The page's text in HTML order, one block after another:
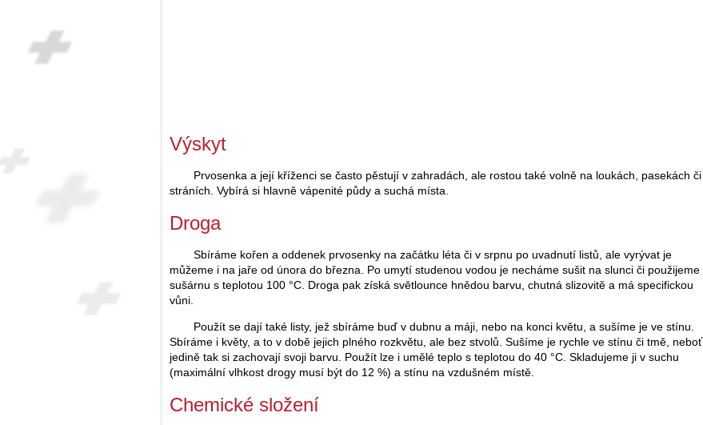
Výskyt
Prvosenka a její kříženci se často pěstují v zahradách, ale rostou také volně na loukách, pasekách či
stráních. Vybírá si hlavně vápenité půdy a suchá místa.
Droga
Sbíráme kořen a oddenek prvosenky na začátku léta či v srpnu po uvadnutí listů, ale vyrývat je
můžeme i na jaře od února do března. Po umytí studenou vodou je necháme sušit na slunci či použijeme
sušárnu s teplotou 100 °C. Droga pak získá světlounce hnědou barvu, chutná slizovitě a má specifickou
vůni.
Použít se dají také listy, jež sbíráme buď v dubnu a máji, nebo na konci květu, a sušíme je ve stínu.
Sbíráme i květy, a to v době jejich plného rozkvětu, ale bez stvolů. Sušíme je rychle ve stínu či tmě, neboť
jedině tak si zachovají svoji barvu. Použít lze i umělé teplo s teplotou do 40 °C. Skladujeme ji v suchu
(maximální vlhkost drogy musí být do 12 %) a stínu na vzdušném místě.
Chemické složení